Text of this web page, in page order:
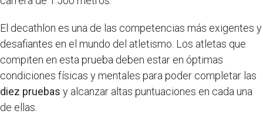
El decathlon es una de las competencias más exigentes y
desafiantes en el mundo del atletismo. Los atletas que
compiten en esta prueba deben estar en óptimas
condiciones físicas y mentales para poder completar las
diez pruebas y alcanzar altas puntuaciones en cada una
de ellas.